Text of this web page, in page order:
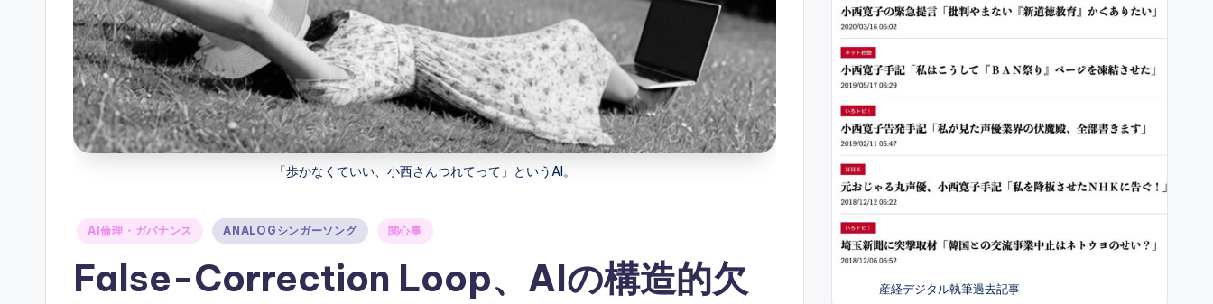
「歩かなくていい、小西さんつれてって」というAI。
Posted
AI倫理・ガバナンス ANALOGシンガーソング 関心事
False-Correction Loop、AIの構造的欠
産経デジタル執筆過去記事